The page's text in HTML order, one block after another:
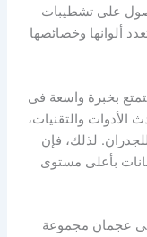
على تشطيبات
ألوانها وخصائصها
بخبرة واسعة فى
الأدوات والتقنيات،
لذلك، فإن
بأعلى مستوى
فى عجمان مجموعة